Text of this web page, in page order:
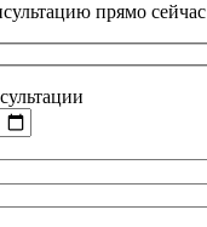
прямо